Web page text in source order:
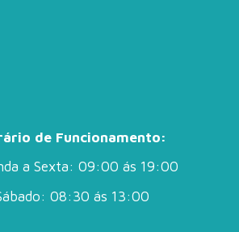
de Funcionamento:
a Sexta: 09:00 ás 19:00
08:30 ás 13:00